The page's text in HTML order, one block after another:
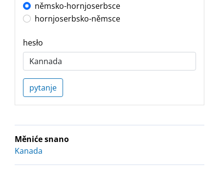
němsko-hornjoserbsce
hornjoserbsko-němsce
hesło
pytanje
Měniće snano
Kanada